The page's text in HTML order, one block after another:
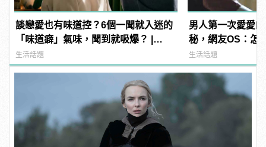
談戀愛也有味道控？6個一聞就入迷的
「味道癖」氣味，聞到就吸爆？ |
manfashion這樣變型男
生活話題
男人第一次愛愛
秘，網友OS：怎
多！？
生活話題